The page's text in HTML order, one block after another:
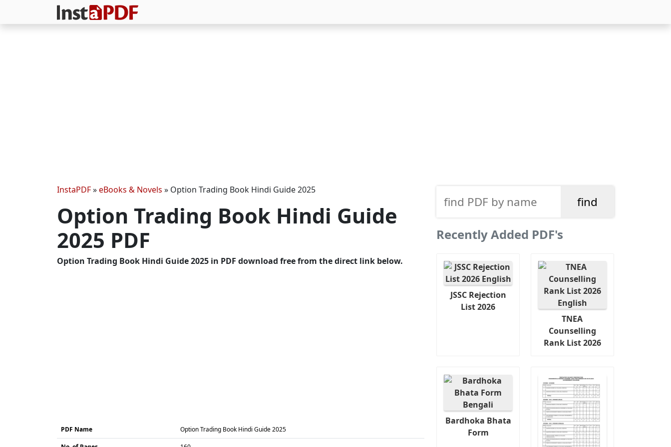
InstaPDF»eBooks & Novels » Option Trading Book Hindi Guide 2025
Option Trading Book Hindi Guide
2025 PDF
Option Trading Book Hindi Guide 2025 in PDF download free from the direct link below.
PDF Name Option Trading Book Hindi Guide 2025
Recently Added PDF's
JSSC Rejection
List 2026
TNEA
Counselling
Rank List 2026
Bardhoka Bhata
Form